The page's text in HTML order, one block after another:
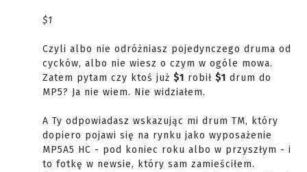
$1
Czyli albo nie odróżniasz pojedynczego druma od
cycków, albo nie wiesz o czym w ogóle mowa.
Zatem pytam czy ktoś już $1 robił $1 drum do
MP5? Ja nie wiem. Nie widziałem.
A Ty odpowiadasz wskazując mi drum TM, który
dopiero pojawi się na rynku jako wyposażenie
MP5A5 HC - pod koniec roku albo w przyszłym - i
to fotkę w newsie, który sam zamieściłem.